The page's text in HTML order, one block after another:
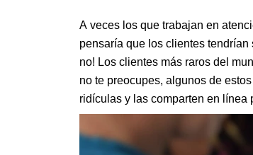
A veces los que trabajan en
pensaría que los clientes tendrían
no! Los clientes más raros del
no te preocupes, algunos de
ridículas y las comparten en línea